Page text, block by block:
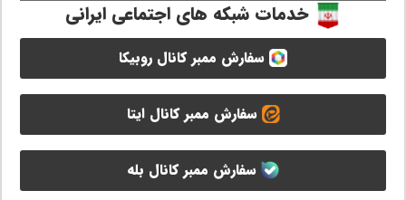
خدمات شبکه های اجتماعی ایرانی
سفارش ممبر کانال روبیکا
سفارش ممبر کانال ایتا
سفارش ممبر کانال بله